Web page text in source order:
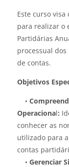
Este curso
para realizar o
Partidárias
processual
de contas.
Objetivos
•
Operacional:
conhecer as
utilizado para
contas
• Gerenciar